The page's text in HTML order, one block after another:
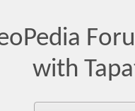
with